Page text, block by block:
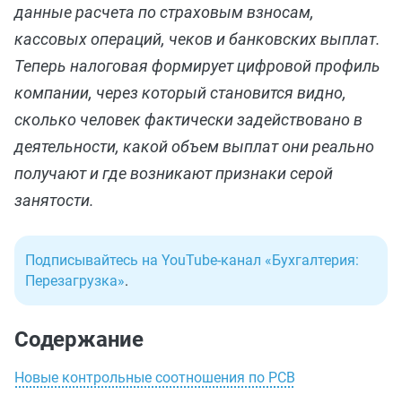
данные расчета по страховым взносам,
кассовых операций, чеков и банковских выплат.
Теперь налоговая формирует цифровой профиль
компании, через который становится видно,
сколько человек фактически задействовано в
деятельности, какой объем выплат они реально
получают и где возникают признаки серой
занятости.
Подписывайтесь на YouTube-канал «Бухгалтерия:
Перезагрузка».
Содержание
Новые контрольные соотношения по РСВ